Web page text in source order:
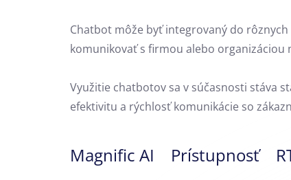
Chatbot môže byť integrovaný do
komunikovať s firmou alebo
Využitie chatbotov sa v súčasnosti stáva
efektivitu a rýchlosť komunikácie so
Magnific AI Prístupnosť